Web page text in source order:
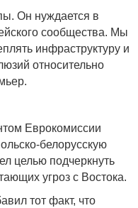
Он нуждается в
сообщества. Мы
инфраструктуру и
относительно
Еврокомиссии
белорусскую
целью подчеркнуть
угроз с Востока.
тот факт, что